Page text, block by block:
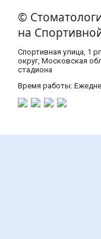
©
на
Спортивная улица, 1
округ, Московская
стадиона
Время работы: